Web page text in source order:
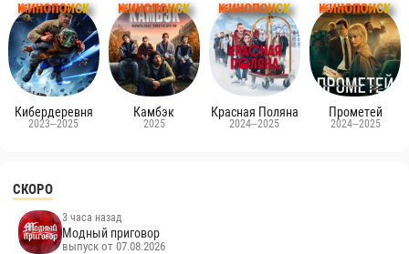
Кибердеревня
2023–2025
Камбэк
2025
Красная Поляна
2024–2025
Прометей
2024–2025
СКОРО
3 часа назад
Модный приговор
выпуск от 07.08.2026